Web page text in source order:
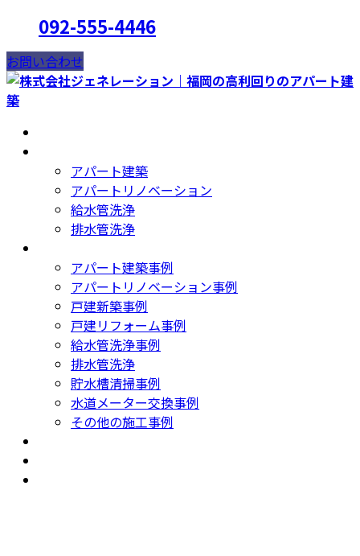
テ
ン
ツ
ゲ
ー
シ
092-555-4446
お問い合わせ
アパート建築
アパートリノベーション
給水管洗浄
排水管洗浄
アパート建築事例
アパートリノベーション事例
戸建新築事例
戸建リフォーム事例
給水管洗浄事例
排水管洗浄
貯水槽清掃事例
水道メーター交換事例
その他の施工事例